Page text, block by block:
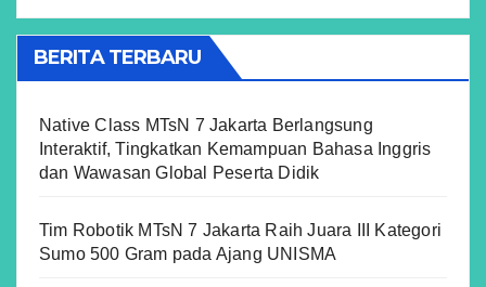
BERITA TERBARU
Native Class MTsN 7 Jakarta Berlangsung
Interaktif, Tingkatkan Kemampuan Bahasa Inggris
dan Wawasan Global Peserta Didik
Tim Robotik MTsN 7 Jakarta Raih Juara III Kategori
Sumo 500 Gram pada Ajang UNISMA